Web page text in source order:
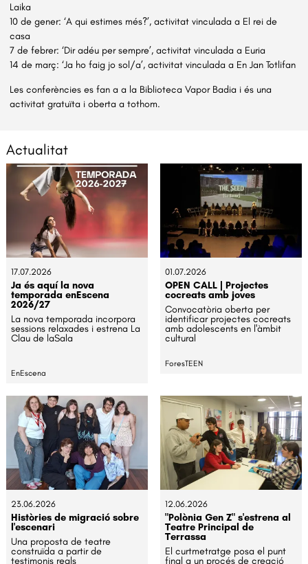
Laika
10 de gener: ‘A qui estimes més?’, activitat vinculada a El rei de
casa
7 de febrer: ‘Dir adéu per sempre’, activitat vinculada a Euria
14 de març: ‘Ja ho faig jo sol/a’, activitat vinculada a En Jan Totlifan
Les conferències es fan a a la Biblioteca Vapor Badia i és una
activitat gratuïta i oberta a tothom.
Actualitat
17.07.2026
Ja és aquí la nova
temporada enEscena
2026/27
La nova temporada incorpora
sessions relaxades i estrena La
Clau de laSala
EnEscena
01.07.2026
OPEN CALL | Projectes
cocreats amb joves
Convocatòria oberta per
identificar projectes cocreats
amb adolescents en l'àmbit
cultural
ForesTEEN
23.06.2026
Històries de migració sobre
l'escenari
Una proposta de teatre
construïda a partir de
testimonis reals
12.06.2026
"Polònia Gen Z" s'estrena al
Teatre Principal de
Terrassa
El curtmetratge posa el punt
final a un procés de creació